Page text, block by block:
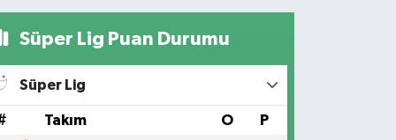
Süper Lig Puan Durumu
Süper Lig
Takım O P